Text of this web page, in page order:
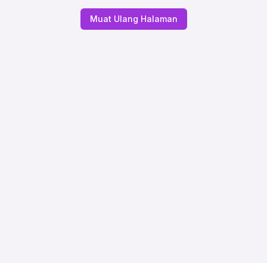
Muat Ulang Halaman